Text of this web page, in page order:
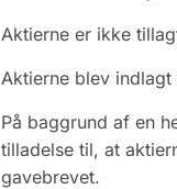
Aktierne er ikke
Aktierne blev
På baggrund af en
tilladelse til, at
gavebrevet.